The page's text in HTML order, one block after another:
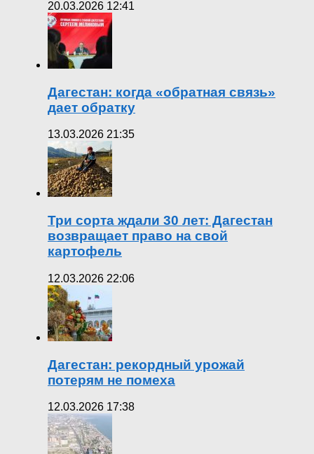
20.03.2026 12:41
Дагестан: когда «обратная связь»
дает обратку
13.03.2026 21:35
Три сорта ждали 30 лет: Дагестан
возвращает право на свой
картофель
12.03.2026 22:06
Дагестан: рекордный урожай
потерям не помеха
12.03.2026 17:38